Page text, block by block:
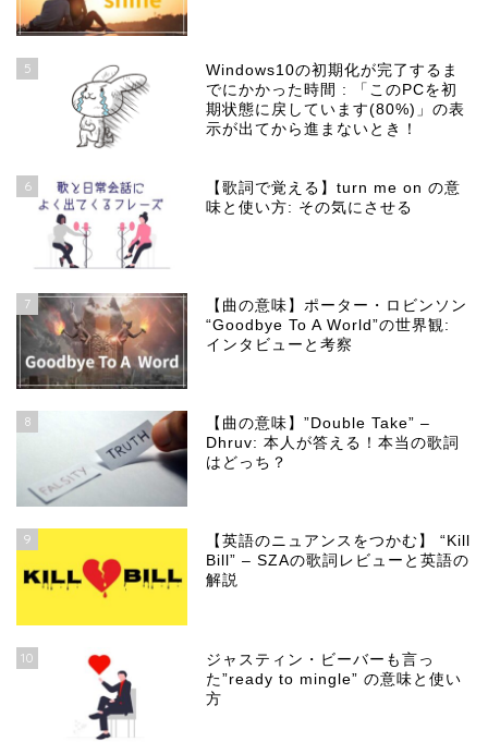
5
Windows10の初期化が完了するま
でにかかった時間 : 「このPCを初
期状態に戻しています(80%)」の表
示が出てから進まないとき！
6
【歌詞で覚える】turn me on の意
味と使い方: その気にさせる
7
【曲の意味】ポーター・ロビンソン
“Goodbye To A World”の世界観:
インタビューと考察
8
【曲の意味】”Double Take” –
Dhruv: 本人が答える！本当の歌詞
はどっち？
9
【英語のニュアンスをつかむ】 “Kill
Bill” – SZAの歌詞レビューと英語の
解説
10
ジャスティン・ビーバーも言っ
た”ready to mingle” の意味と使い
方